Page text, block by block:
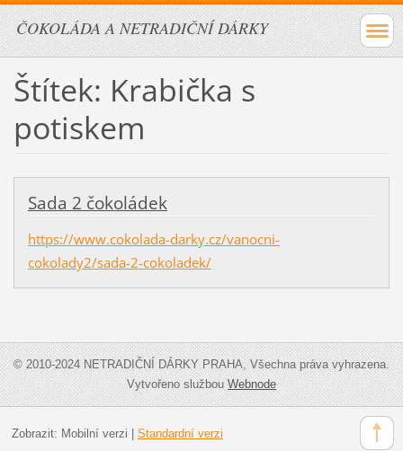
ČOKOLÁDA A NETRADIČNÍ DÁRKY
Štítek: Krabička s
potiskem
Sada 2 čokoládek
https://www.cokolada-darky.cz/vanocni-
cokolady2/sada-2-cokoladek/
© 2010-2024 NETRADIČNÍ DÁRKY PRAHA, Všechna práva vyhrazena.
Vytvořeno službouWebnode
Zobrazit: Mobilní verzi Standardní verzi